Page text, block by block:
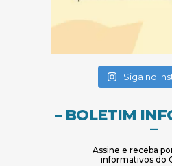
Siga no
– BOLETIM
–
Assine e receba
informativos do